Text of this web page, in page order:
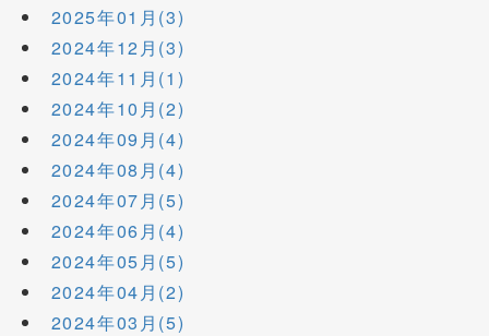
2025年01月(3)
2024年12月(3)
2024年11月(1)
2024年10月(2)
2024年09月(4)
2024年08月(4)
2024年07月(5)
2024年06月(4)
2024年05月(5)
2024年04月(2)
2024年03月(5)